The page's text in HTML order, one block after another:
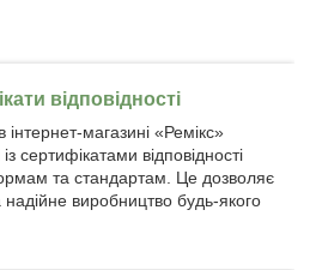
відповідності
інтернет-магазині «Ремікс»
сертифікатами відповідності
та стандартам. Це дозволяє
виробництво будь-якого